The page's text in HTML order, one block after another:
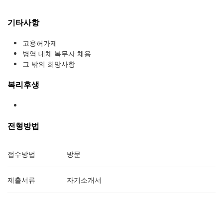
기타사항
고용허가제
병역 대체 복무자 채용
그 밖의 희망사항
복리후생
전형방법
접수방법 방문
제출서류 자기소개서